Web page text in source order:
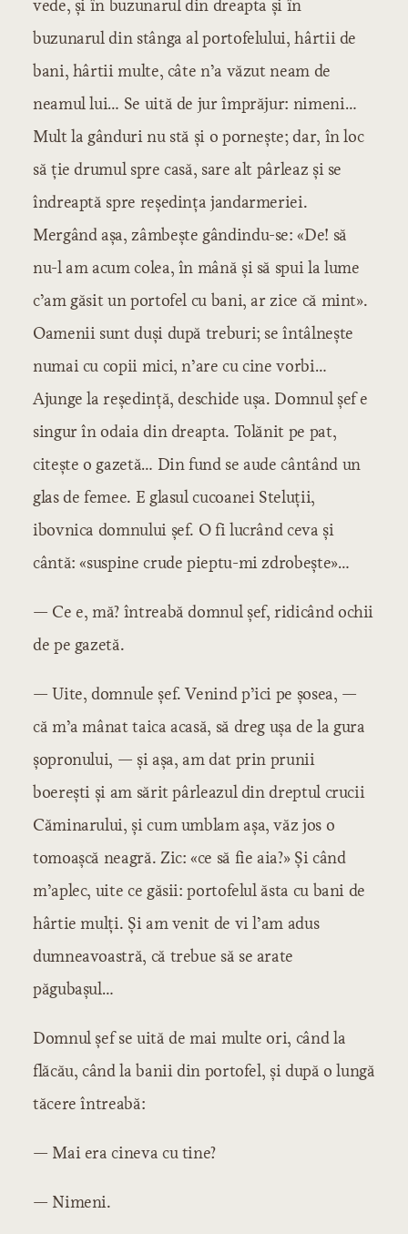
vede, și în buzunarul din dreapta și în
buzunarul din stânga al portofelului, hârtii de
bani, hârtii multe, câte n’a văzut neam de
neamul lui… Se uită de jur împrăjur: nimeni…
Mult la gânduri nu stă și o pornește; dar, în loc
să ție drumul spre casă, sare alt pârleaz și se
îndreaptă spre reședința jandarmeriei.
Mergând așa, zâmbește gândindu-se: «De! să
nu-l am acum colea, în mână și să spui la lume
c’am găsit un portofel cu bani, ar zice că mint».
Oamenii sunt duși după treburi; se întâlnește
numai cu copii mici, n’are cu cine vorbi…
Ajunge la reședință, deschide ușa. Domnul șef e
singur în odaia din dreapta. Tolănit pe pat,
citește o gazetă… Din fund se aude cântând un
glas de femee. E glasul cucoanei Steluții,
ibovnica domnului șef. O fi lucrând ceva și
cântă: «suspine crude pieptu-mi zdrobește»…
— Ce e, mă? întreabă domnul șef, ridicând ochii
de pe gazetă.
— Uite, domnule șef. Venind p’ici pe șosea, —
că m’a mânat taica acasă, să dreg ușa de la gura
șopronului, — și așa, am dat prin prunii
boerești și am sărit pârleazul din dreptul crucii
Căminarului, și cum umblam așa, văz jos o
tomoașcă neagră. Zic: «ce să fie aia?» Și când
m’aplec, uite ce găsii: portofelul ăsta cu bani de
hârtie mulți. Și am venit de vi l’am adus
dumneavoastră, că trebue să se arate
păgubașul…
Domnul șef se uită de mai multe ori, când la
flăcău, când la banii din portofel, și după o lungă
tăcere întreabă:
— Mai era cineva cu tine?
— Nimeni.